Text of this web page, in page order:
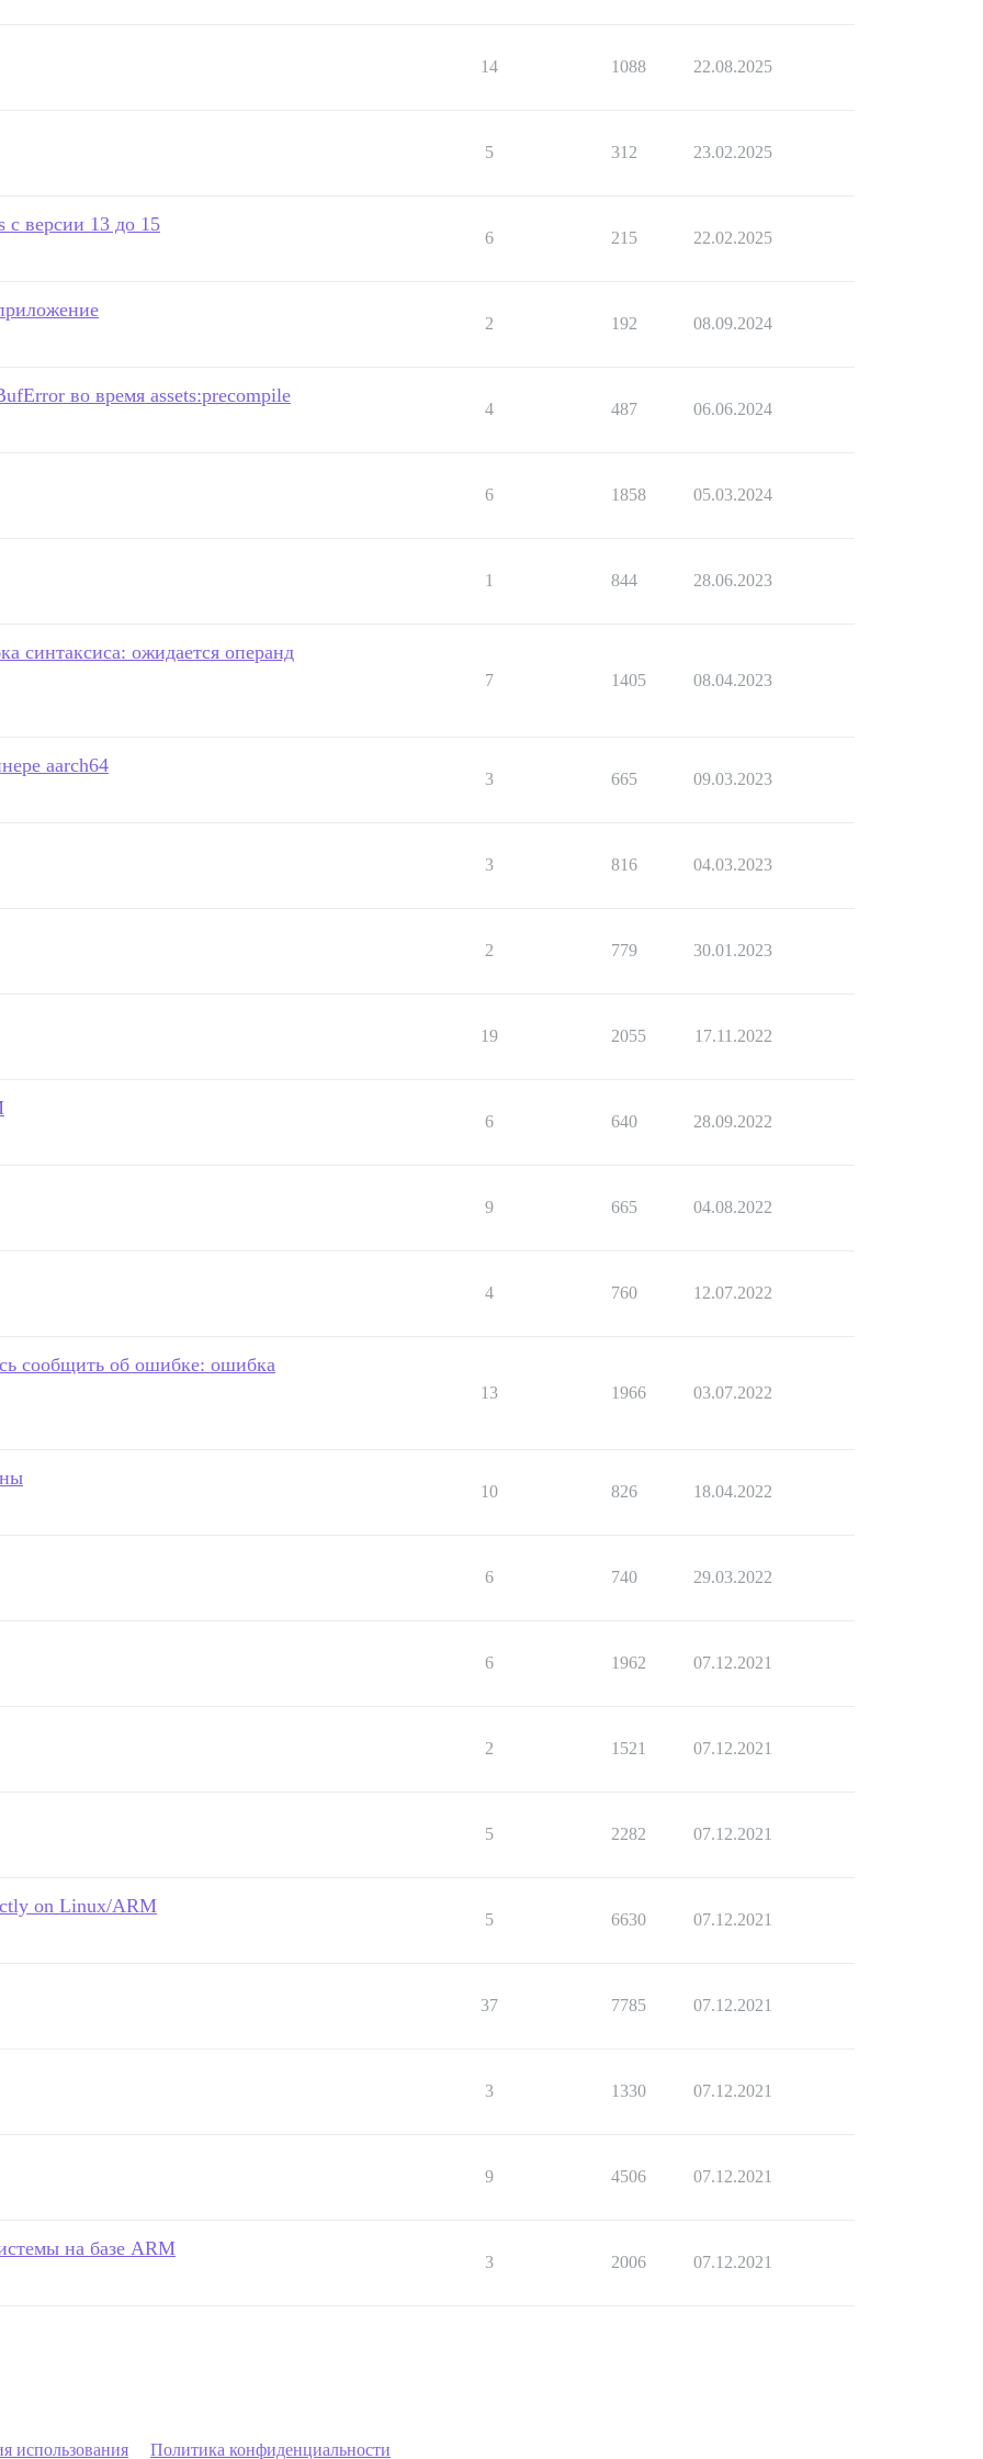
14 1088 22.08.2025
5 312 23.02.2025
с версии 13 до 15
6 215 22.02.2025
2 192 08.09.2024
во время assets:precompile
4 487 06.06.2024
6 1858 05.03.2024
1 844 28.06.2023
синтаксиса: ожидается операнд
7 1405 08.04.2023
aarch64
3 665 09.03.2023
3 816 04.03.2023
2 779 30.01.2023
19 2055 17.11.2022
6 640 28.09.2022
9 665 04.08.2022
4 760 12.07.2022
сообщить об ошибке: ошибка
13 1966 03.07.2022
10 826 18.04.2022
6 740 29.03.2022
6 1962 07.12.2021
2 1521 07.12.2021
5 2282 07.12.2021
on Linux/ARM
5 6630 07.12.2021
37 7785 07.12.2021
3 1330 07.12.2021
9 4506 07.12.2021
на базе ARM
3 2006 07.12.2021
использования Политика конфиденциальности